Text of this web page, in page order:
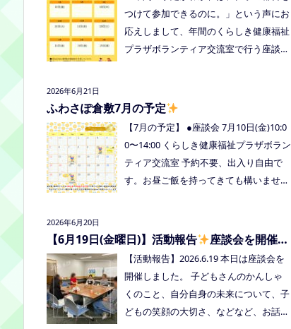
17:00まで お申し込みはこちらをクリッ
クしてお申し込みください。または、公
式LINE、Instagramにメッセージを送っ
つけて参加できるのに。」という声にお
応えしまして、年間のくらしき健康福祉
プラザボランティア交流室で行う座談会
ています。 ※予定ですので、変更の場合
2026年6月21日
ふわさぽ倉敷7月の予定
【7月の予定】 ●座談会 7月10日(金)10:0
0〜14:00 くらしき健康福祉プラザボラン
ティア交流室 予約不要、出入り自由で
す。お昼ご飯を持ってきても構いません
談会(北村がゲストスピーカーで参加し
→https://forms.gle/dX64uMjs71WqewA
2026年6月20日
【6月19日(金曜日)】活動報告
座談会を開催し
ました
【活動報告】2026.6.19 本日は座談会を
開催しました。 子どもさんのかんしゃ
くのこと、自分自身の未来について、子
どもの笑顔の大切さ、などなど、お話し